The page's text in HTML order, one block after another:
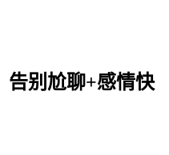
告别尬聊+感情快